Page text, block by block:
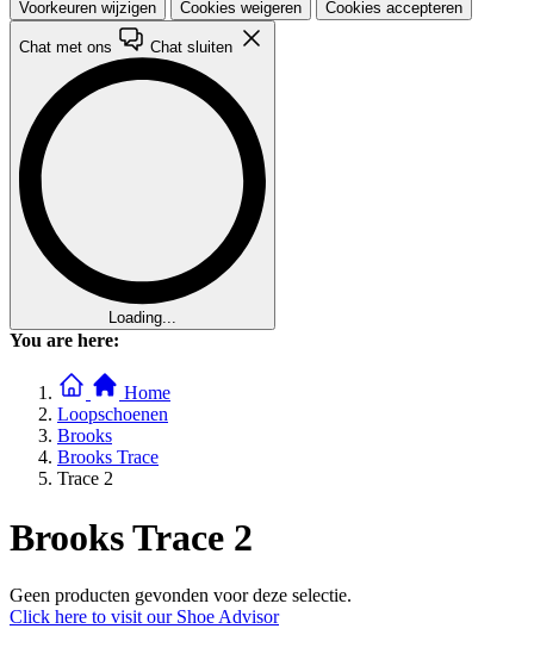
Voorkeuren wijzigen Cookies weigeren Cookies accepteren
Chat met ons Chat sluiten
Loading...
You are here:
Home
Loopschoenen
Brooks
Brooks Trace
Trace 2
Brooks Trace 2
Geen producten gevonden voor deze selectie.
Click here to visit our Shoe Advisor